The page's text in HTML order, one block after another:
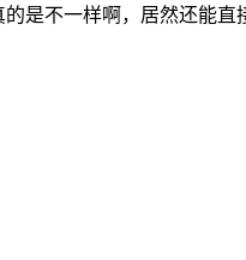
是不一样啊，居然还能直